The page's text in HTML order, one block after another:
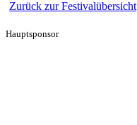
Zurück zur Festivalübersicht
Hauptsponsor